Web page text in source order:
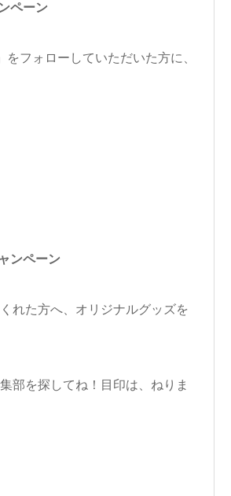
ペーン
フォローしていただいた方に、
ンペーン
れた方へ、オリジナルグッズを
部を探してね！目印は、ねりま